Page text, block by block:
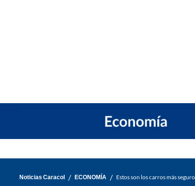
Noticias Caracol / ECONOMÍA / Estos son los carros más